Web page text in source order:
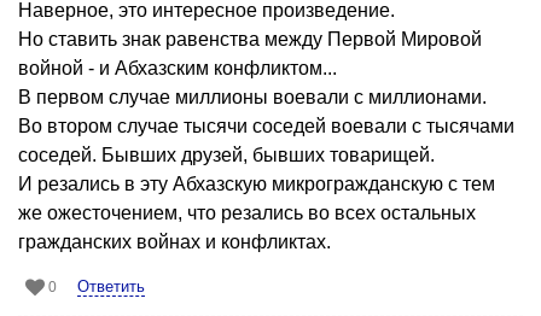
Наверное, это интересное произведение.
Но ставить знак равенства между Первой Мировой
войной - и Абхазским конфликтом...
В первом случае миллионы воевали с миллионами.
Во втором случае тысячи соседей воевали с тысячами
соседей. Бывших друзей, бывших товарищей.
И резались в эту Абхазскую микрогражданскую с тем
же ожесточением, что резались во всех остальных
гражданских войнах и конфликтах.
0 Ответить